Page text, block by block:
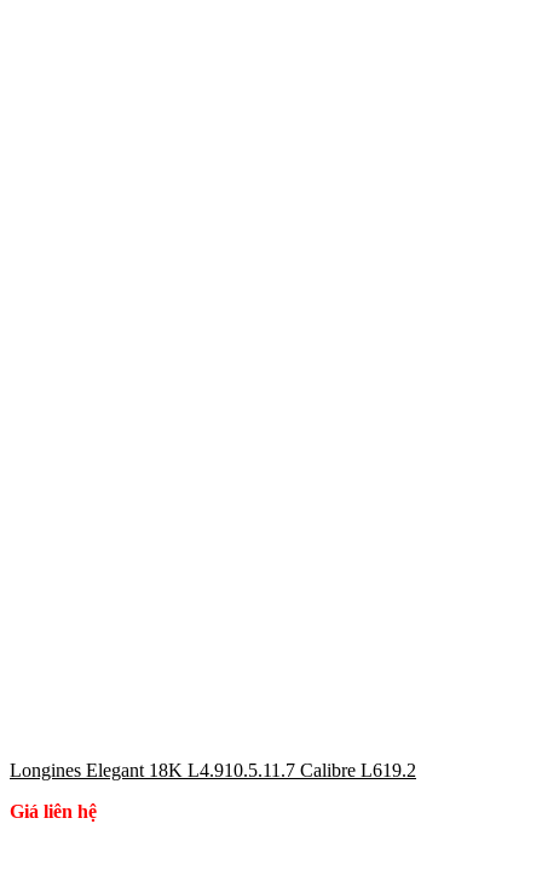
Longines Elegant 18K L4.910.5.11.7 Calibre L619.2
Giá liên hệ